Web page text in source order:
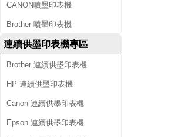
CANON噴墨印表機
Brother 噴墨印表機
連續供墨印表機專區
Brother 連續供墨印表機
HP 連續供墨印表機
Canon 連續供墨印表機
Epson 連續供墨印表機